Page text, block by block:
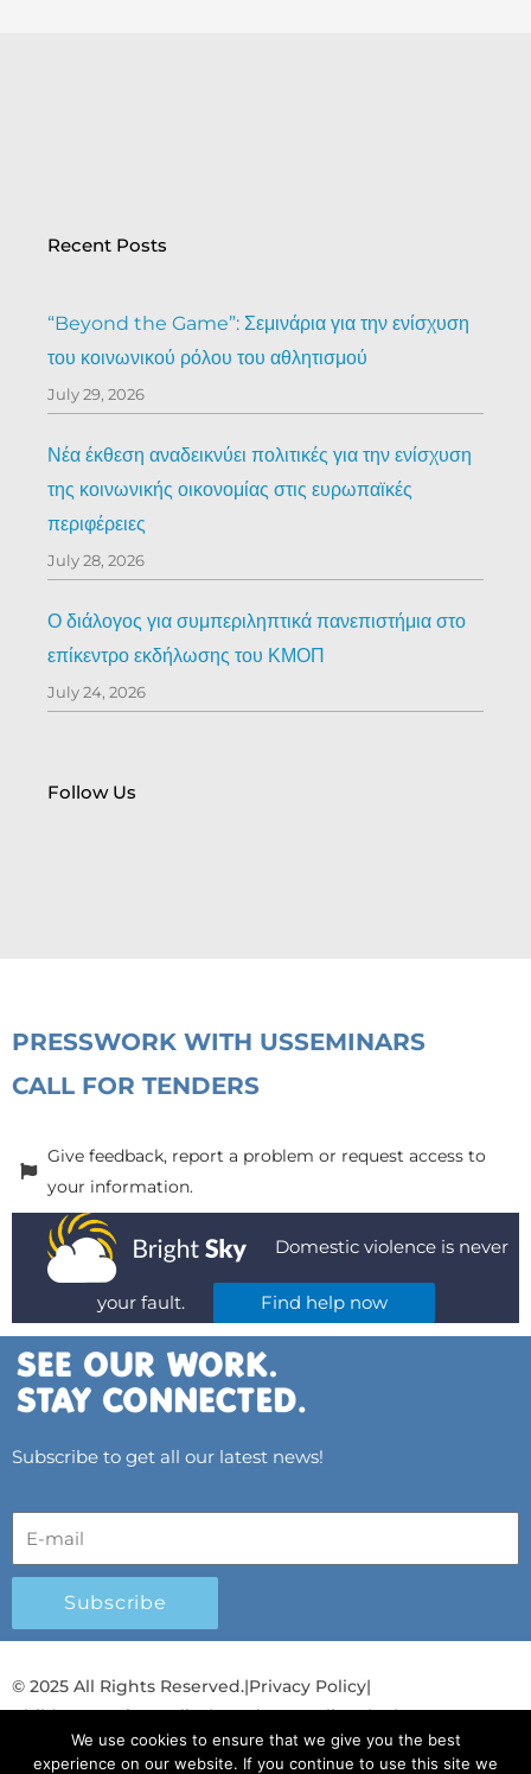
Recent Posts
“Beyond the Game”: Σεμινάρια για την ενίσχυση
του κοινωνικού ρόλου του αθλητισμού
July 29, 2026
Νέα έκθεση αναδεικνύει πολιτικές για την ενίσχυση
της κοινωνικής οικονομίας στις ευρωπαϊκές
περιφέρειες
July 28, 2026
Ο διάλογος για συμπεριληπτικά πανεπιστήμια στο
επίκεντρο εκδήλωσης του ΚΜΟΠ
July 24, 2026
Follow Us
PRESSWORK WITH USSEMINARS
CALL FOR TENDERS
Give feedback, report a problem or request access to
your information.
Domestic violence is never
your fault. Find help now
Subscribe to get all our latest news!
Subscribe
© 2025 All Rights Reserved.|Privacy Policy|
Child Protection Policy|Gender Equality Plan|
Λογοδοσία και Διαφάνεια
We use cookies to ensure that we give you the best
experience on our website. If you continue to use this site we